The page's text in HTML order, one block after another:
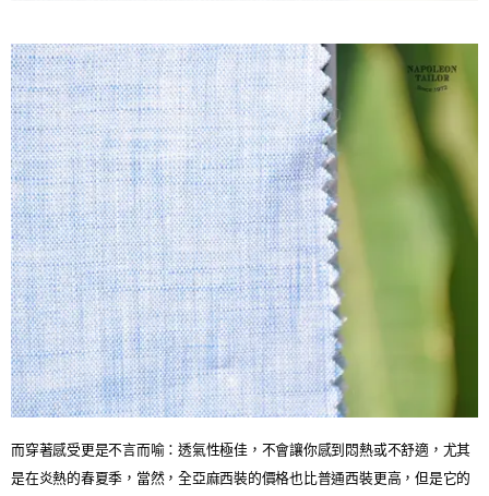
而穿著感受更是不言而喻：透氣性極佳，不會讓你感到悶熱或不舒適，尤其
是在炎熱的春夏季，當然，全亞麻西裝的價格也比普通西裝更高，但是它的